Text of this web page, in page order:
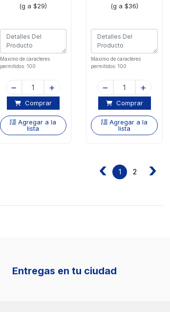
(g a $29)
Maximo de caracteres
permitidos: 100
Comprar
Agregar a la
lista
(g a $36)
Maximo de caracteres
permitidos: 100
Comprar
Agregar a la
lista
‹ 1 2 ›
Entregas en tu ciudad